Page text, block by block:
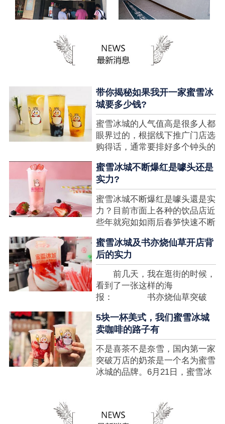
带你揭秘如果我开一家蜜雪冰
城要多少钱?
蜜雪冰城的人气值高是很多人都
眼界过的，根据线下推广门店选
购得话，通常要排好多个钟头的
想要排长队，为的便是那一杯令
人挂念的蜜雪冰城。顾客喜爱的
商品，投资者为什么会看不见在
其中的创业商机呢?许多投资者
都会了解我开一家蜜雪冰城要多
少钱?....
蜜雪冰城不断爆红是噱头还是
实力?
蜜雪冰城不断爆红是噱头還是实
力？目前市面上各种的饮品店近
些年就宛如如雨后春笋快速不断
有运营不小心便会被取代，由于
受年青人的喜爱，再加全国人民
的经济发展水准提升，奶茶饮品
行业发展趋势快速，因此 这一
制造行业有着十分....
蜜雪冰城及书亦烧仙草开店背
后的实力
前几天，我在逛街的时候，
看到了一张这样的海
报： 书亦烧仙草突破
了，这个连名字都没怎么听过的
奶茶店，怎么就悄咪咪地开了这
么多家了？ 也许大家对
5000 家店是什么量级没什么概
念，我来给对....
5块一杯美式，我们蜜雪冰城
卖咖啡的路子有
不是喜茶不是奈雪，国内第一家
突破万店的奶茶是一个名为蜜雪
冰城的品牌。6月21日，蜜雪冰
家，买多少送多少”的横幅，这
个自1997年开始营业的街边奶